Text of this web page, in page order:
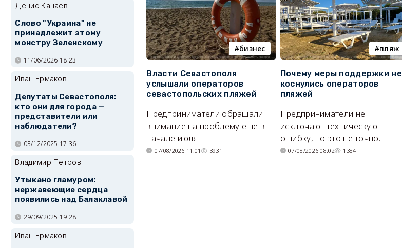
бизнес
Власти Севастополя
услышали операторов
севастопольских пляжей
Предприниматели обращали
внимание на проблему еще в
начале июля.
07/08/2026 11:01 3931
пляж
Почему меры поддержки не
коснулись операторов
пляжей
Предприниматели не
исключают техническую
ошибку, но это не точно.
07/08/2026 08:02 1384
Денис Канаев
Слово "Украина" не
принадлежит этому
монстру Зеленскому
11/06/2026 18:23
Иван Ермаков
Депутаты Севастополя:
кто они для города —
представители или
наблюдатели?
03/12/2025 17:36
Владимир Петров
Утыкано гламуром:
нержавеющие сердца
появились над Балаклавой
29/09/2025 19:28
Иван Ермаков